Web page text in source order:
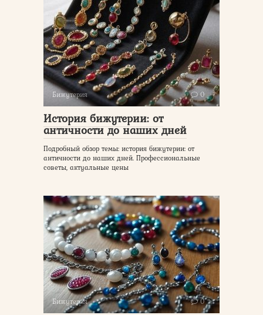
Бижутерия 0
История бижутерии: от
античности до наших дней
Подробный обзор темы: история бижутерии: от
античности до наших дней. Профессиональные
советы, актуальные цены
Бижутерия 0